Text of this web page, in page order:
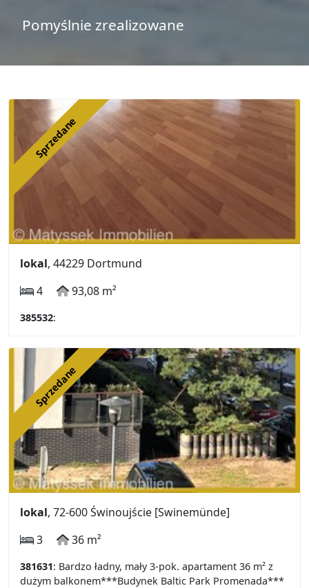
Pomyślnie zrealizowane
Sprzedane
lokal, 44229 Dortmund
4
93,08 m²
385532:
Sprzedane
lokal, 72-600 Świnoujście [Swinemünde]
3
36 m²
381631: Bardzo ładny, mały 3-pok. apartament 36 m² z
dużym balkonem***Budynek Baltic Park Promenada***